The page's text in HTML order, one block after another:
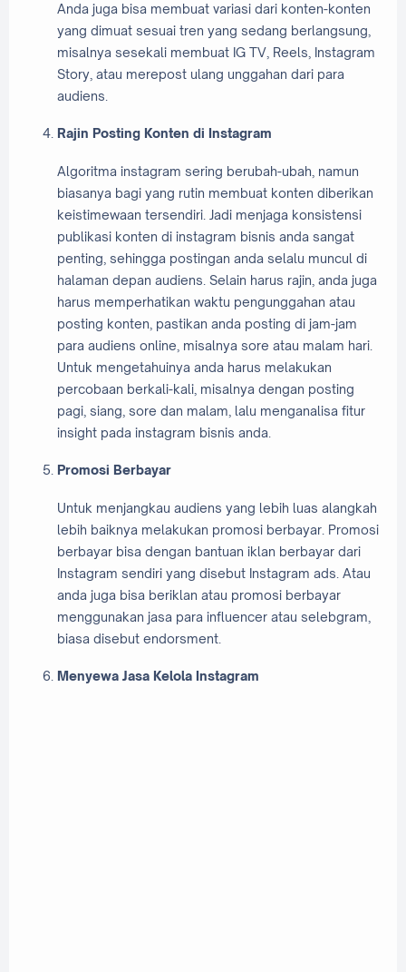
Anda juga bisa membuat variasi dari konten-konten
yang dimuat sesuai tren yang sedang berlangsung,
misalnya sesekali membuat IG TV, Reels, Instagram
Story, atau merepost ulang unggahan dari para
audiens.
Rajin Posting Konten di Instagram
Algoritma instagram sering berubah-ubah, namun
biasanya bagi yang rutin membuat konten diberikan
keistimewaan tersendiri. Jadi menjaga konsistensi
publikasi konten di instagram bisnis anda sangat
penting, sehingga postingan anda selalu muncul di
halaman depan audiens. Selain harus rajin, anda juga
harus memperhatikan waktu pengunggahan atau
posting konten, pastikan anda posting di jam-jam
para audiens online, misalnya sore atau malam hari.
Untuk mengetahuinya anda harus melakukan
percobaan berkali-kali, misalnya dengan posting
pagi, siang, sore dan malam, lalu menganalisa fitur
insight pada instagram bisnis anda.
Promosi Berbayar
Untuk menjangkau audiens yang lebih luas alangkah
lebih baiknya melakukan promosi berbayar. Promosi
berbayar bisa dengan bantuan iklan berbayar dari
Instagram sendiri yang disebut Instagram ads. Atau
anda juga bisa beriklan atau promosi berbayar
menggunakan jasa para influencer atau selebgram,
biasa disebut endorsment.
Menyewa Jasa Kelola Instagram